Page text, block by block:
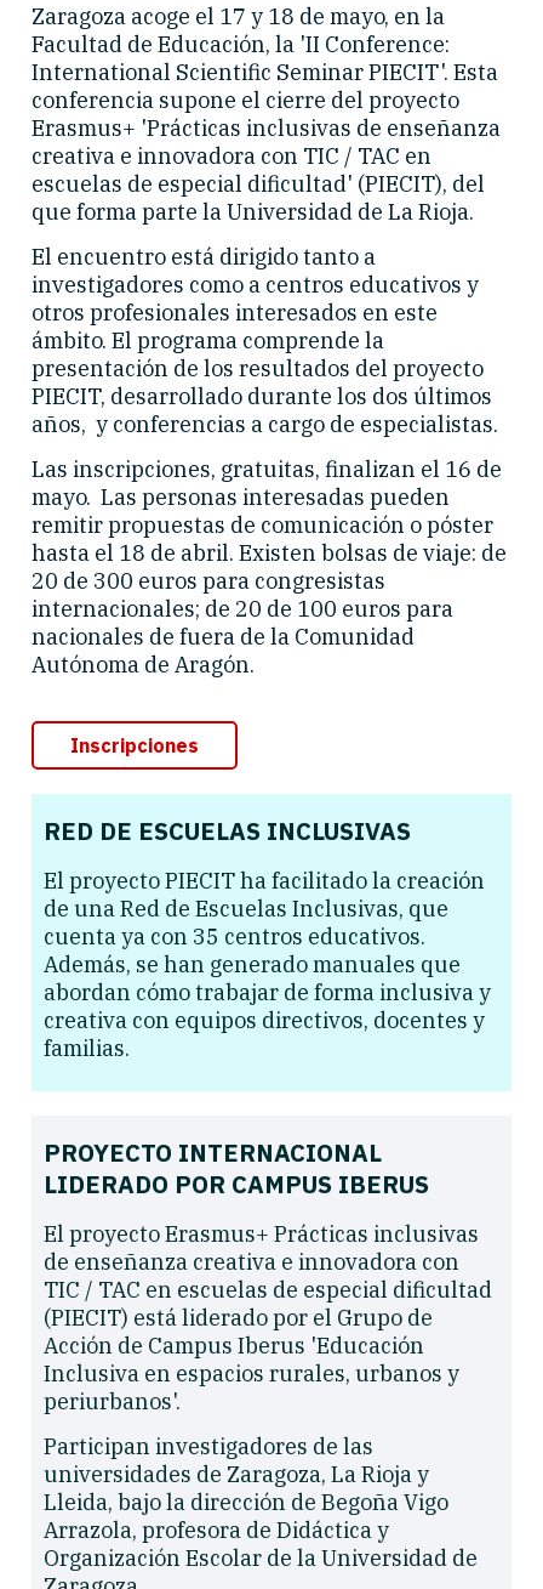
Zaragoza acoge el 17 y 18 de mayo, en la
Facultad de Educación, la 'II Conference:
International Scientific Seminar PIECIT'. Esta
conferencia supone el cierre del proyecto
Erasmus+ 'Prácticas inclusivas de enseñanza
creativa e innovadora con TIC / TAC en
escuelas de especial dificultad' (PIECIT), del
que forma parte la Universidad de La Rioja.
El encuentro está dirigido tanto a
investigadores como a centros educativos y
otros profesionales interesados en este
ámbito. El programa comprende la
presentación de los resultados del proyecto
PIECIT, desarrollado durante los dos últimos
años, y conferencias a cargo de especialistas.
Las inscripciones, gratuitas, finalizan el 16 de
mayo. Las personas interesadas pueden
remitir propuestas de comunicación o póster
hasta el 18 de abril. Existen bolsas de viaje: de
20 de 300 euros para congresistas
internacionales; de 20 de 100 euros para
nacionales de fuera de la Comunidad
Autónoma de Aragón.
Inscripciones
RED DE ESCUELAS INCLUSIVAS
El proyecto PIECIT ha facilitado la creación
de una Red de Escuelas Inclusivas, que
cuenta ya con 35 centros educativos.
Además, se han generado manuales que
abordan cómo trabajar de forma inclusiva y
creativa con equipos directivos, docentes y
familias.
PROYECTO INTERNACIONAL
LIDERADO POR CAMPUS IBERUS
El proyecto Erasmus+ Prácticas inclusivas
de enseñanza creativa e innovadora con
TIC / TAC en escuelas de especial dificultad
(PIECIT) está liderado por el Grupo de
Acción de Campus Iberus 'Educación
Inclusiva en espacios rurales, urbanos y
periurbanos'.
Participan investigadores de las
universidades de Zaragoza, La Rioja y
Lleida, bajo la dirección de Begoña Vigo
Arrazola, profesora de Didáctica y
Organización Escolar de la Universidad de